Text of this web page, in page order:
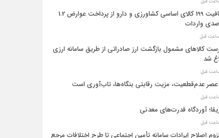
معافیت 199 کالای اساسی کشاورزی و دارو از پرداخت عوارض 1.2
واردات
کالاهای مشمول بازگشت ارز صادراتی از طریق سامانه ارزی
شد
عصر عدم‌قطعیت، مزیت رقابتی بنگاه‌ها، تاب‌آوری است
آوردگاه قدرت‌های معدنی
اصلاح ایرادات سامانه تأمین اجتماعی تا طرح اختلافات مرجع